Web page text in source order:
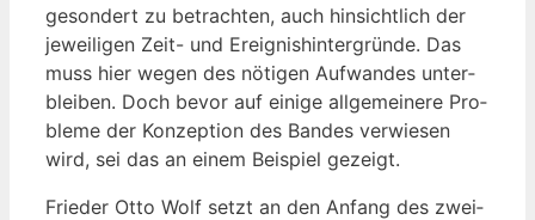
geson­dert zu betrach­ten, auch hin­sicht­lich der
jewei­li­gen Zeit- und Ereig­nis­hin­ter­grün­de. Das
muss hier wegen des nöti­gen Auf­wan­des unter­
blei­ben. Doch bevor auf eini­ge all­ge­mei­ne­re Pro­
ble­me der Kon­zep­ti­on des Ban­des ver­wie­sen
wird, sei das an einem Bei­spiel gezeigt.
Frie­der Otto Wolf setzt an den Anfang des zwei­